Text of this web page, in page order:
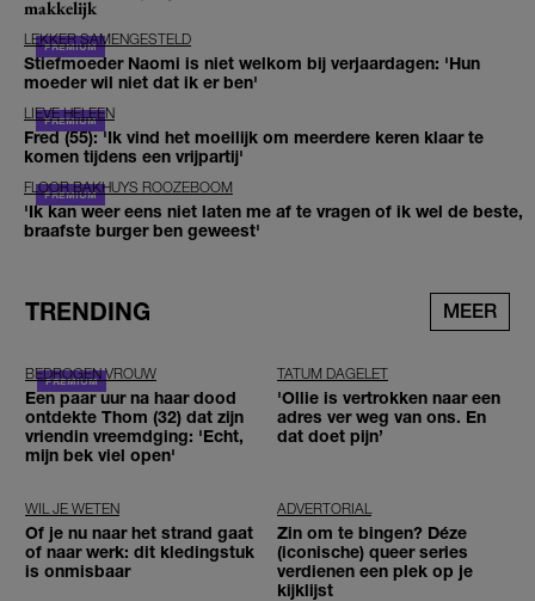
makkelijk
LEKKER SAMENGESTELD
Stiefmoeder Naomi is niet welkom bij verjaardagen: 'Hun
moeder wil niet dat ik er ben'
LIEVE HELEEN
Fred (55): 'Ik vind het moeilijk om meerdere keren klaar te
komen tijdens een vrijpartij'
FLOOR BAKHUYS ROOZEBOOM
'Ik kan weer eens niet laten me af te vragen of ik wel de beste,
braafste burger ben geweest'
TRENDING MEER
BEDROGEN VROUW
Een paar uur na haar dood
ontdekte Thom (32) dat zijn
vriendin vreemdging: 'Echt,
mijn bek viel open'
TATUM DAGELET
'Ollie is vertrokken naar een
adres ver weg van ons. En
dat doet pijn’
WIL JE WETEN
Of je nu naar het strand gaat
of naar werk: dit kledingstuk
is onmisbaar
ADVERTORIAL
Zin om te bingen? Déze
(iconische) queer series
verdienen een plek op je
kijklijst